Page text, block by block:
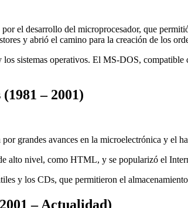
por el desarrollo del microprocesador, que
y abrió el camino para la creación de los
sistemas operativos. El MS-DOS,
– 2001)
grandes avances en la microelectrónica y el
alto nivel, como HTML, y se popularizó el
y los CDs, que permitieron el
– Actualidad)